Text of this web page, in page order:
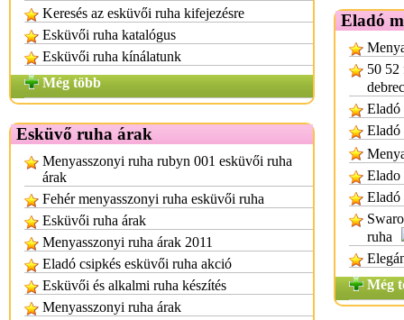
Keresés az esküvői ruha kifejezésre
Esküvői ruha katalógus
Esküvői ruha kínálatunk
Még több
Esküvő ruha árak
Menyasszonyi ruha rubyn 001 esküvői ruha
árak
Fehér menyasszonyi ruha esküvői ruha
Esküvői ruha árak
Menyasszonyi ruha árak 2011
Eladó csipkés esküvői ruha akció
Esküvői és alkalmi ruha készítés
Menyasszonyi ruha árak
Eladó
50 52
Eladó
Eladó
Elado
Eladó
ruha
Még